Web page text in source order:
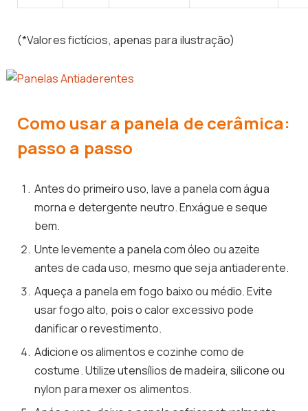
(*Valores fictícios, apenas para ilustração)
Como usar a panela de cerâmica:
passo a passo
Antes do primeiro uso, lave a panela com água
morna e detergente neutro. Enxágue e seque
bem.
Unte levemente a panela com óleo ou azeite
antes de cada uso, mesmo que seja antiaderente.
Aqueça a panela em fogo baixo ou médio. Evite
usar fogo alto, pois o calor excessivo pode
danificar o revestimento.
Adicione os alimentos e cozinhe como de
costume. Utilize utensílios de madeira, silicone ou
nylon para mexer os alimentos.